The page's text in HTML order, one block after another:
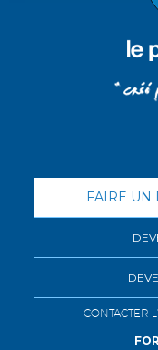
FAIRE UN
CONTACTER